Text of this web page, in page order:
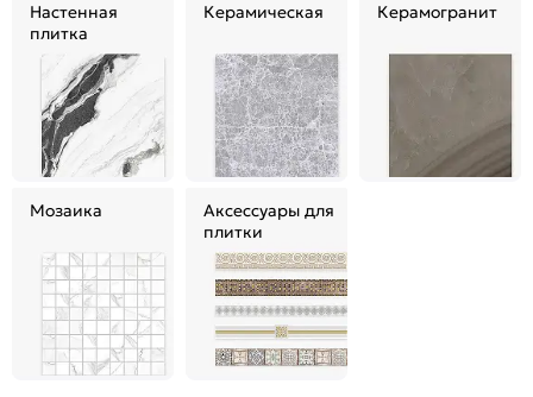
Настенная
плитка
Керамическая Керамогранит
Мозаика
Аксессуары для
плитки